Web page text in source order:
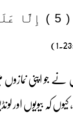
لِفُرُوجِهِمْ
نے جو اپنی
کیوں کہ بیویوں